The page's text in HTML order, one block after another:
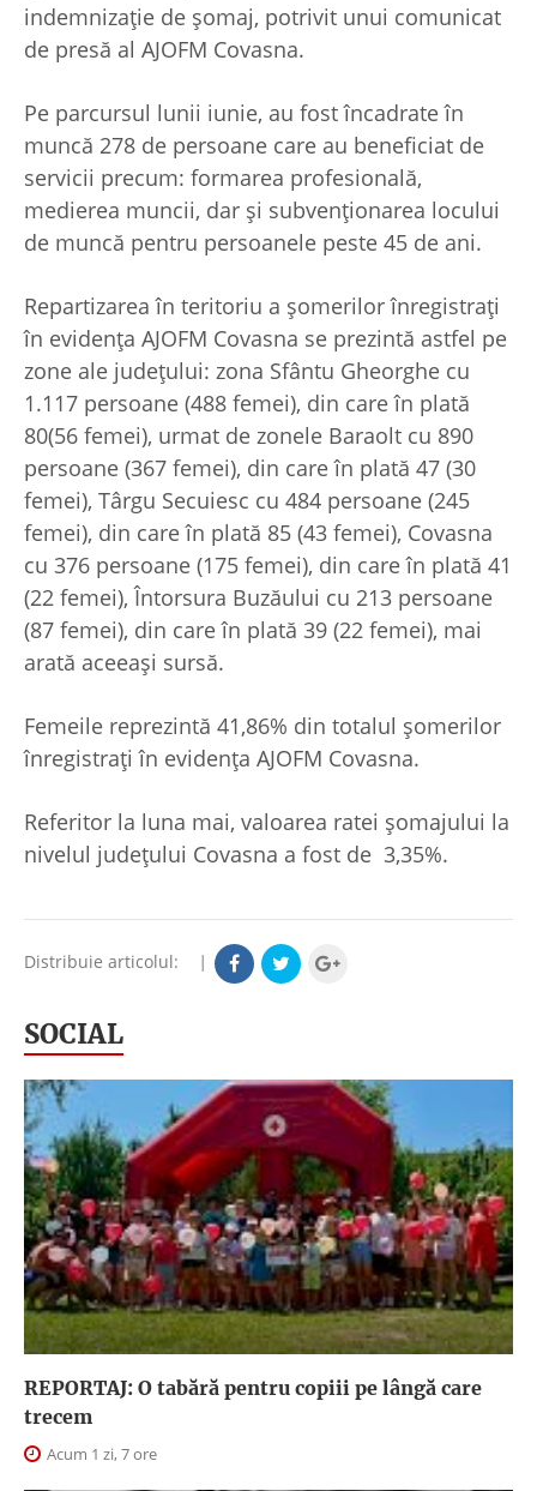
indemnizație de șomaj, potrivit unui comunicat
de presă al AJOFM Covasna.
Pe parcursul lunii iunie, au fost încadrate în
muncă 278 de persoane care au beneficiat de
servicii precum: formarea profesională,
medierea muncii, dar și subvenționarea locului
de muncă pentru persoanele peste 45 de ani.
Repartizarea în teritoriu a şomerilor înregistrați
în evidenţa AJOFM Covasna se prezintă astfel pe
zone ale judeţului: zona Sfântu Gheorghe cu
1.117 persoane (488 femei), din care în plată
80(56 femei), urmat de zonele Baraolt cu 890
persoane (367 femei), din care în plată 47 (30
femei), Târgu Secuiesc cu 484 persoane (245
femei), din care în plată 85 (43 femei), Covasna
cu 376 persoane (175 femei), din care în plată 41
(22 femei), Întorsura Buzăului cu 213 persoane
(87 femei), din care în plată 39 (22 femei), mai
arată aceeași sursă.
Femeile reprezintă 41,86% din totalul șomerilor
înregistrați în evidența AJOFM Covasna.
Referitor la luna mai, valoarea ratei șomajului la
nivelul județului Covasna a fost de 3,35%.
Distribuie articolul: |
SOCIAL
REPORTAJ: O tabără pentru copiii pe lângă care
trecem
Acum 1 zi, 7 ore